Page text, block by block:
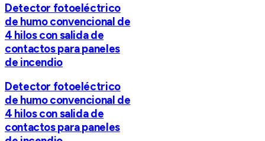
Detector fotoeléctrico
de humo convencional de
4 hilos con salida de
contactos para paneles
de incendio
Detector fotoeléctrico
de humo convencional de
4 hilos con salida de
contactos para paneles